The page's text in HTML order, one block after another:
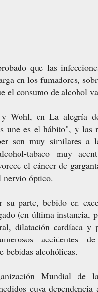
que las
en los fumadores,
el consumo de alcohol
y Wohl, en La alegría
une es el hábito", y las
son muy similares a
tabaco muy
el cáncer de
nervio óptico.
parte, bebido en
(en última instancia,
dilatación cardíaca y
accidentes
bebidas alcohólicas.
Mundial de
cuya